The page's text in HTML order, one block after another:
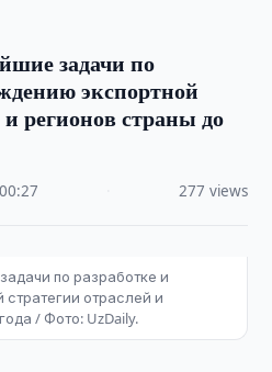
задачи по
экспортной
и регионов страны до
00:27 277 views
по разработке и
отраслей и
/ Фото: UzDaily.